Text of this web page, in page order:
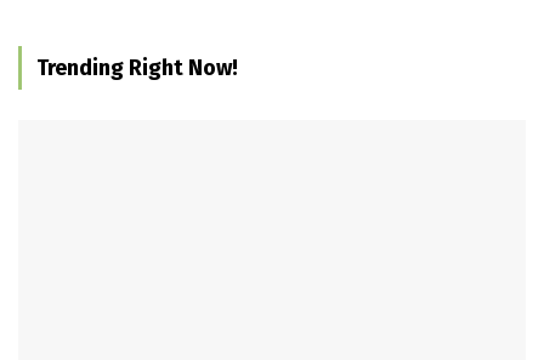
Trending Right Now!